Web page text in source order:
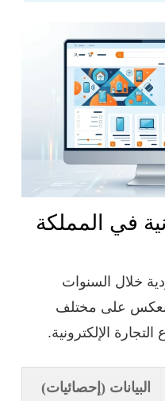
في المملكة
خلال السنوات
انعكس على مختلف
الإلكترونية.
البيانات (إحصائيات)